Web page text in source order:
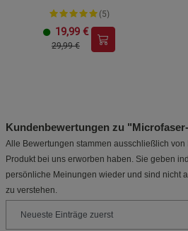
(5)
19,99 €
29,99 €
Kundenbewertungen zu
Alle Bewertungen stammen ausschließlich
Produkt bei uns erworben haben. Sie geben
persönliche Meinungen wieder und sind nicht
zu verstehen.